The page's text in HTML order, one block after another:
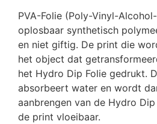
PVA-Folie (Poly-Vinyl-
oplosbaar synthetisch
en niet giftig. De print die
het object dat
het Hydro Dip Folie gedrukt.
absorbeert water en wordt
aanbrengen van de Hydro
de print vloeibaar.